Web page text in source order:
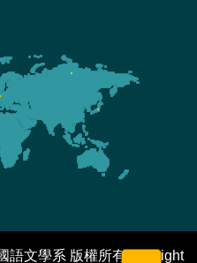
語文學系 版權所有 All Right